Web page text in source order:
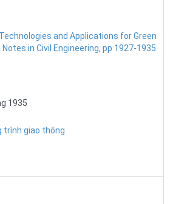
and Applications for Green
in Civil Engineering, pp 1927-1935
1935
trình giao thông